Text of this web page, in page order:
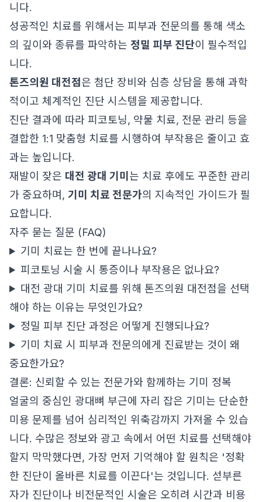
니다.
성공적인 치료를 위해서는 피부과 전문의를 통해 색소
의 깊이와 종류를 파악하는 정밀 피부 진단이 필수적입
니다.
톤즈의원 대전점은 첨단 장비와 심층 상담을 통해 과학
적이고 체계적인 진단 시스템을 제공합니다.
진단 결과에 따라 피코토닝, 약물 치료, 전문 관리 등을
결합한 1:1 맞춤형 치료를 시행하여 부작용은 줄이고 효
과는 높입니다.
재발이 잦은 대전 광대 기미 는 치료 후에도 꾸준한 관리
가 중요하며, 기미 치료 전문가의 지속적인 가이드가 필
요합니다.
자주 묻는 질문 (FAQ)
기미 치료는 한 번에 끝나나요?
피코토닝 시술 시 통증이나 부작용은 없나요?
대전 광대 기미 치료를 위해 톤즈의원 대전점을 선택
해야 하는 이유는 무엇인가요?
정밀 피부 진단 과정은 어떻게 진행되나요?
기미 치료 시 피부과 전문의에게 진료받는 것이 왜
중요한가요?
결론: 신뢰할 수 있는 전문가와 함께하는 기미 정복
얼굴의 중심인 광대뼈 부근에 자리 잡은 기미는 단순한
미용 문제를 넘어 심리적인 위축감까지 가져올 수 있습
니다. 수많은 정보와 광고 속에서 어떤 치료를 선택해야
할지 막막했다면, 가장 먼저 기억해야 할 원칙은 '정확
한 진단이 올바른 치료를 이끈다'는 것입니다. 섣부른
자가 진단이나 비전문적인 시술은 오히려 시간과 비용